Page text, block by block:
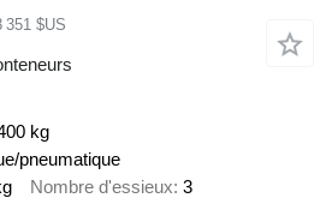
351 $US
kg
pneumatique
Nombre d'essieux 3